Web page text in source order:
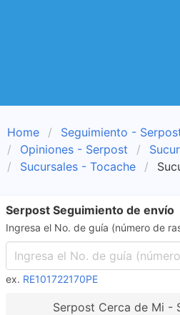
Home
Seguimiento -
Opiniones - Serpost
Sucursales - Tocache
Serpost Seguimiento de envío
Ingresa el No. de guía (número de
ex. RE101722170PE
Serpost Cerca de Mi -